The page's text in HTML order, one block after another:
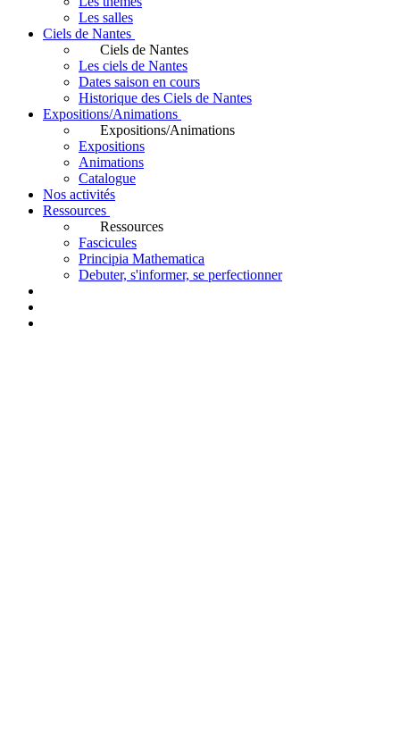
Les salles
Ciels de Nantes
Ciels de Nantes
Les ciels de Nantes
Dates saison en cours
Historique des Ciels de Nantes
Expositions/Animations
Expositions/Animations
Expositions
Animations
Catalogue
Nos activités
Ressources
Ressources
Fascicules
Principia Mathematica
Debuter, s'informer, se perfectionner